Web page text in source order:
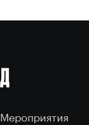
Мероприятия